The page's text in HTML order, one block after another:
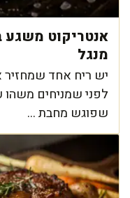
מנגל
יש ריח אחד
לפני שמניחים
שפוגש מחבת ...